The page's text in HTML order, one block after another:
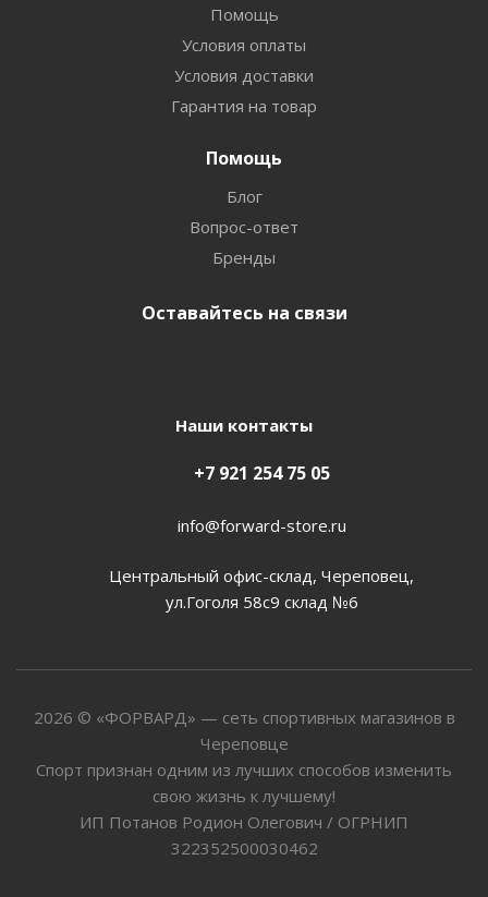
Помощь
Условия оплаты
Условия доставки
Гарантия на товар
Помощь
Блог
Вопрос-ответ
Бренды
Оставайтесь на связи
Наши контакты
+7 921 254 75 05
info@forward-store.ru
Центральный офис-склад, Череповец,
ул.Гоголя 58с9 склад №6
2026 © «ФОРВАРД» — сеть спортивных магазинов в
Череповце
Спорт признан одним из лучших способов изменить
свою жизнь к лучшему!
ИП Потанов Родион Олегович / ОГРНИП
322352500030462